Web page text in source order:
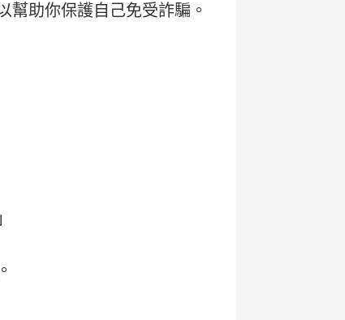
幫助你保護自己免受詐騙。